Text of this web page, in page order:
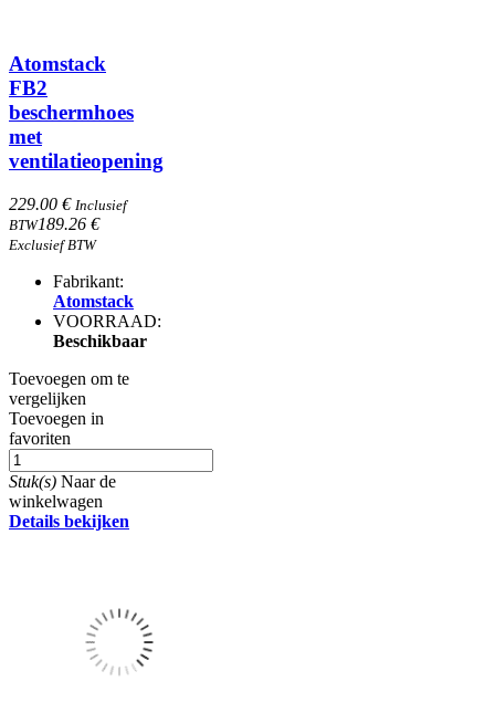
Atomstack
FB2
beschermhoes
met
ventilatieopening
229.00 € Inclusief
BTW189.26 €
Exclusief BTW
Fabrikant:
Atomstack
VOORRAAD:
Beschikbaar
Toevoegen om te
vergelijken
Toevoegen in
favoriten
Stuk(s) Naar de
winkelwagen
Details bekijken